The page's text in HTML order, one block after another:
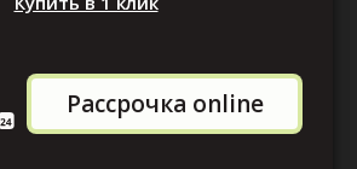
Рассрочка online